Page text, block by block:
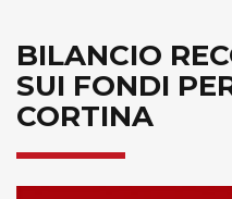
BILANCIO
SUI FONDI
CORTINA